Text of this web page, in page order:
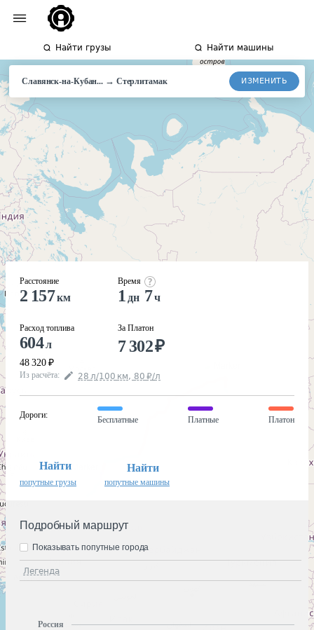
Найти грузы Найти машины
Славянск-на-Кубан... → Стерлитамак ИЗМЕНИТЬ
Расстояние
2 157км
Расход топлива
604л
48 320 ₽
Время
1 дн 7ч
За Платон
7 302₽
Из расчёта: 28 л/100 км, 80 ₽/л
Дороги:
Бесплатные Платные Платон
Найти
попутные грузы
Найти
попутные машины
Подробный маршрут
Легенда
Показывать попутные города
Россия